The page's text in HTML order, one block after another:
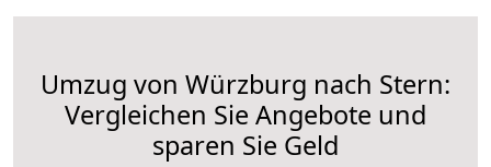
Umzug von Würzburg nach Stern:
Vergleichen Sie Angebote und
sparen Sie Geld